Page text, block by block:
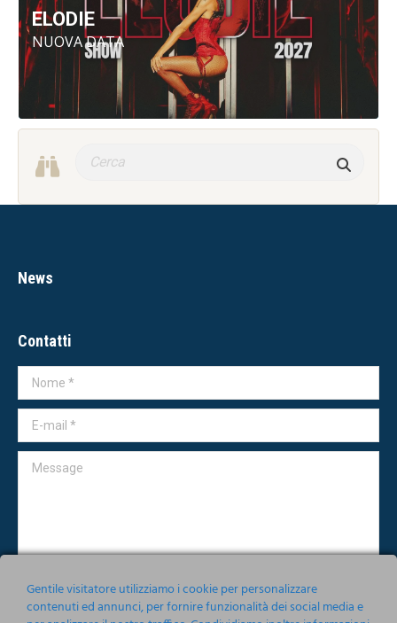
ELODIE
NUOVA DATA
News
Contatti
Nome *
E-mail *
Message
Gentile visitatore utilizziamo i cookie per personalizzare
contenuti ed annunci, per fornire funzionalità dei social media e